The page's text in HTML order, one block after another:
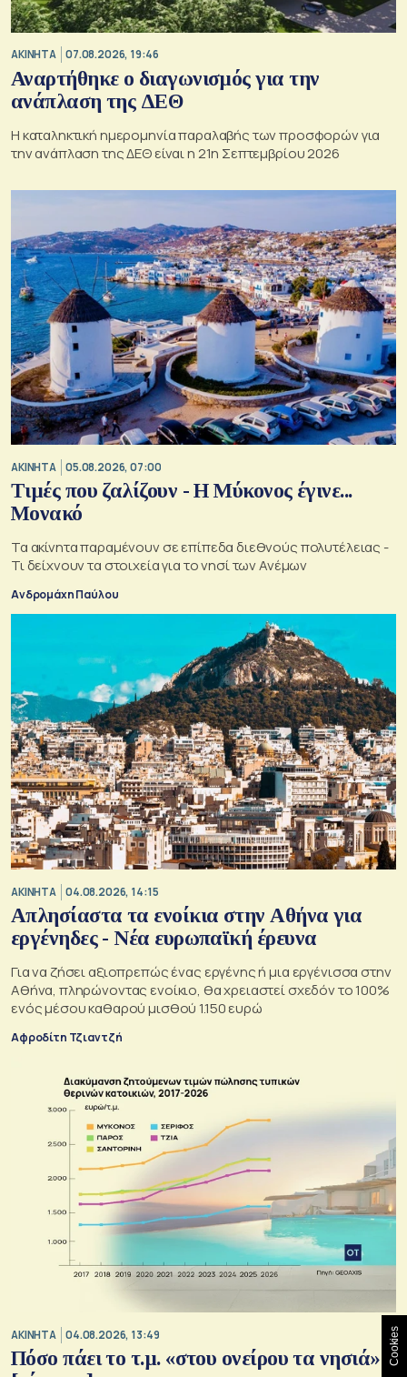
ΑΚΙΝΗΤΑ 07.08.2026, 19:46
Αναρτήθηκε ο διαγωνισμός για την
ανάπλαση της ΔΕΘ
Η καταληκτική ημερομηνία παραλαβής των προσφορών για
την ανάπλαση της ΔΕΘ είναι η 21η Σεπτεμβρίου 2026
ΑΚΙΝΗΤΑ 05.08.2026, 07:00
Τιμές που ζαλίζουν - Η Μύκονος έγινε...
Μονακό
Τα ακίνητα παραμένουν σε επίπεδα διεθνούς πολυτέλειας -
Τι δείχνουν τα στοιχεία για το νησί των Ανέμων
Ανδρομάχη Παύλου
ΑΚΙΝΗΤΑ 04.08.2026, 14:15
Απλησίαστα τα ενοίκια στην Αθήνα για
εργένηδες - Νέα ευρωπαϊκή έρευνα
Για να ζήσει αξιοπρεπώς ένας εργένης ή μια εργένισσα στην
Αθήνα, πληρώνοντας ενοίκιο, θα χρειαστεί σχεδόν το 100%
ενός μέσου καθαρού μισθού 1.150 ευρώ
Αφροδίτη Τζιαντζή
ΑΚΙΝΗΤΑ 04.08.2026, 13:49
Πόσο πάει το τ.μ. «στου ονείρου τα νησιά» Cookies